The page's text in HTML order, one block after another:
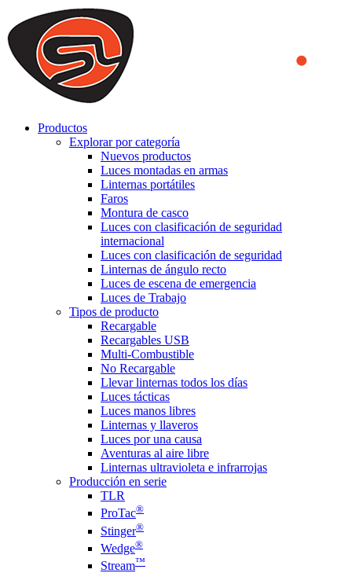
We use cookies to ensure that we provide you the best experience
on our website. By continuing to browse this website, you accept
that cookies are used to help us analyze how the website is used and
to offer you a better experience. To learn more or to find out how
you can disable cookies, you can access our
Productos
Explorar por categoría
Nuevos productos
Luces montadas en armas
Linternas portátiles
Faros
Montura de casco
Luces con clasificación de seguridad
internacional
Luces con clasificación de seguridad
Linternas de ángulo recto
Luces de escena de emergencia
Luces de Trabajo
Tipos de producto
Recargable
Recargables USB
Multi-Combustible
No Recargable
Llevar linternas todos los días
Luces tácticas
Luces manos libres
Linternas y llaveros
Luces por una causa
Aventuras al aire libre
Linternas ultravioleta e infrarrojas
Producción en serie
TLR
ProTac®
Stinger®
Wedge®
Stream™